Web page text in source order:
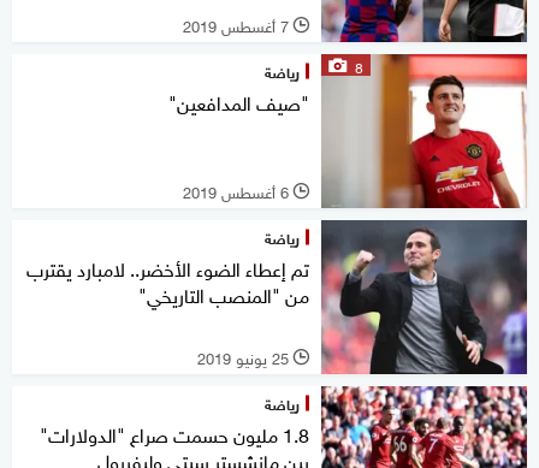
l 7 أغسطس 2019
8 رياضة
"صيف المدافعين"
l 6 أغسطس 2019
رياضة
تم إعطاء الضوء الأخضر.. لامبارد يقترب
من "المنصب التاريخي"
l 25 يونيو 2019
رياضة
1.8 مليون حسمت صراع "الدولارات"
بين مانشستر سيتي وليفربول